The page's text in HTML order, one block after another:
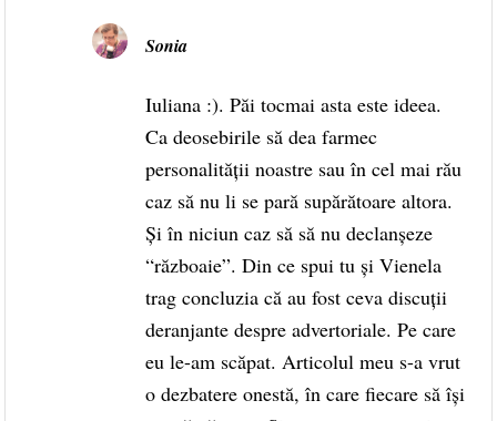
Sonia
Iuliana :). Păi tocmai asta este ideea.
Ca deosebirile să dea farmec
personalității noastre sau în cel mai rău
caz să nu li se pară supărătoare altora.
Și în niciun caz să să nu declanșeze
“războaie”. Din ce spui tu și Vienela
trag concluzia că au fost ceva discuții
deranjante despre advertoriale. Pe care
eu le-am scăpat. Articolul meu s-a vrut
o dezbatere onestă, în care fiecare să își